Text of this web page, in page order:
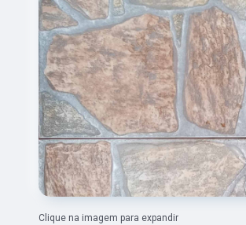
Clique na imagem para expandir